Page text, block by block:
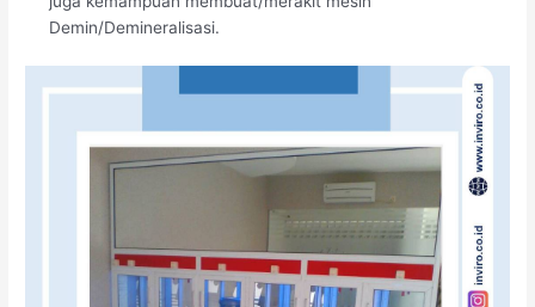
Demin/Demineralisasi.